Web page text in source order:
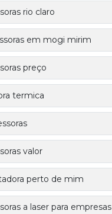
rio claro
em mogi mirim
preço
termica
valor
perto de mim
a laser para empresas